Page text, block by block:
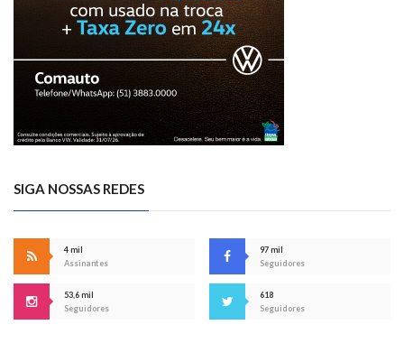
SIGA NOSSAS REDES
4 mil
Assinantes
97 mil
Seguidores
53,6 mil
Seguidores
618
Seguidores